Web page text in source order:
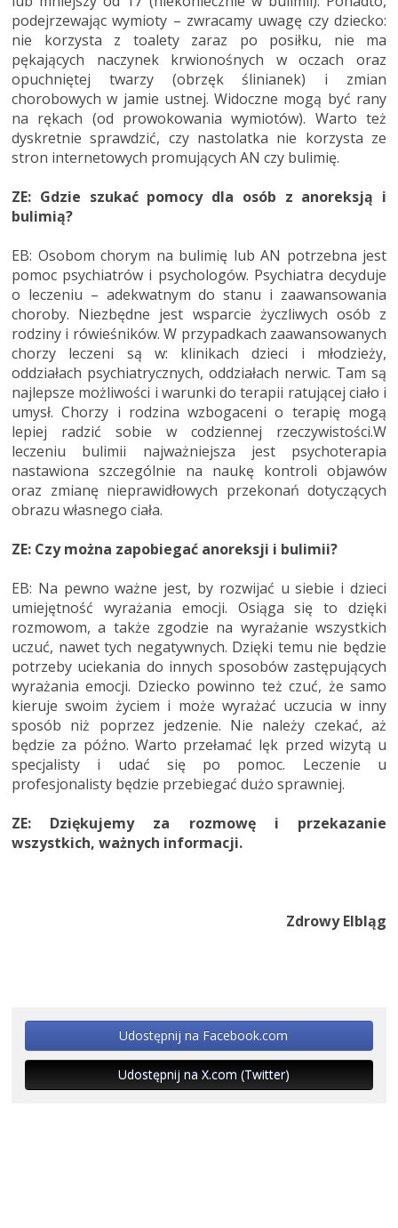
podejrzewając wymioty – zwracamy uwagę czy dziecko:
nie korzysta z toalety zaraz po posiłku, nie ma
pękających naczynek krwionośnych w oczach oraz
opuchniętej twarzy (obrzęk ślinianek) i zmian
chorobowych w jamie ustnej. Widoczne mogą być rany
na rękach (od prowokowania wymiotów). Warto też
dyskretnie sprawdzić, czy nastolatka nie korzysta ze
stron internetowych promujących AN czy bulimię.
ZE: Gdzie szukać pomocy dla osób z anoreksją i
bulimią?
EB: Osobom chorym na bulimię lub AN potrzebna jest
pomoc psychiatrów i psychologów. Psychiatra decyduje
o leczeniu – adekwatnym do stanu i zaawansowania
choroby. Niezbędne jest wsparcie życzliwych osób z
rodziny i rówieśników. W przypadkach zaawansowanych
chorzy leczeni są w: klinikach dzieci i młodzieży,
oddziałach psychiatrycznych, oddziałach nerwic. Tam są
najlepsze możliwości i warunki do terapii ratującej ciało i
umysł. Chorzy i rodzina wzbogaceni o terapię mogą
lepiej radzić sobie w codziennej rzeczywistości.W
leczeniu bulimii najważniejsza jest psychoterapia
nastawiona szczególnie na naukę kontroli objawów
oraz zmianę nieprawidłowych przekonań dotyczących
obrazu własnego ciała.
ZE: Czy można zapobiegać anoreksji i bulimii?
EB: Na pewno ważne jest, by rozwijać u siebie i dzieci
umiejętność wyrażania emocji. Osiąga się to dzięki
rozmowom, a także zgodzie na wyrażanie wszystkich
uczuć, nawet tych negatywnych. Dzięki temu nie będzie
potrzeby uciekania do innych sposobów zastępujących
wyrażania emocji. Dziecko powinno też czuć, że samo
kieruje swoim życiem i może wyrażać uczucia w inny
sposób niż poprzez jedzenie. Nie należy czekać, aż
będzie za późno. Warto przełamać lęk przed wizytą u
specjalisty i udać się po pomoc. Leczenie u
profesjonalisty będzie przebiegać dużo sprawniej.
ZE: Dziękujemy za rozmowę i przekazanie
wszystkich, ważnych informacji.
Zdrowy Elbląg
Udostępnij na Facebook.com
Udostępnij na X.com (Twitter)